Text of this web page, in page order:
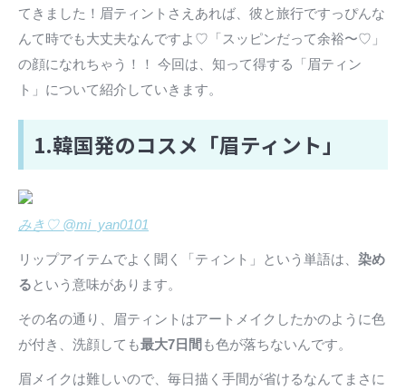
てきました！眉ティントさえあれば、彼と旅行ですっぴんな
んて時でも大丈夫なんですよ♡「スッピンだって余裕〜♡」
の顔になれちゃう！！ 今回は、知って得する「眉ティン
ト」について紹介していきます。
1.韓国発のコスメ「眉ティント」
みき♡ @mi_yan0101
リップアイテムでよく聞く「ティント」という単語は、 染め
るという意味があります。
その名の通り、眉ティントはアートメイクしたかのように色
が付き、洗顔しても最大7日間 も色が落ちないんです。
眉メイクは難しいので、毎日描く手間が省けるなんてまさに